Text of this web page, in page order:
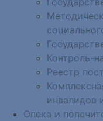
Контроль-
Реестр
инвалидов
Опека и